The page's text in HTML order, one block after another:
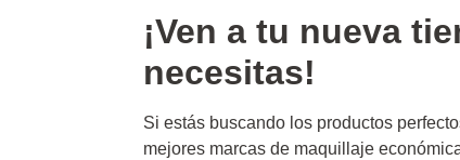
¡Ven a tu nueva
necesitas!
Si estás buscando los productos
mejores marcas de maquillaje